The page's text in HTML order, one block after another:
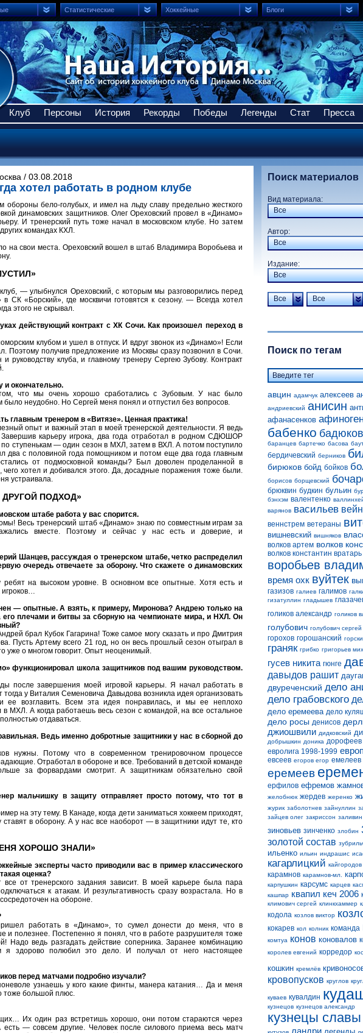
Статистические Хоккейные Блоги
Клуб Персоны История Рекорды Победы Легенды Стат Пресса
/ 03.08.2018
хотел работать в родном клубе
обороны бело-голубых, и имел на льду славу предельно жесткого
динамовских защитников. Олег Ореховский провел в «Динамо»
И тренерский путь тоже начал в московском клубе. Но затем
командах КХЛ.
на свои места. Ореховский вошел в штаб Владимира Воробьева и
— улыбнулся Ореховский, с которым мы разговорились перед
СК «Борский», где москвичи готовятся к сезону. — Всегда хотел
этого не скрывал.
действующий контракт с ХК Сочи. Как произошел переход в
клубом и ушел в отпуск. И вдруг звонок из «Динамо»! Если
Поэтому получив предложение из Москвы сразу позвонил в Сочи.
руководству клуба, и главному тренеру Сергею Зубову. Контракт
и окончательно.
что мы очень хорошо сработались с Зубовым. У нас было
неудобно. Но Сергей меня понял и отпустил без вопросов.
главным тренером в «Витязе». Ценная практика!
опыт и важный этап в моей тренерской деятельности. Я ведь
карьеру игрока, два года отработал в родном СДЮШОР
ступенькам — один сезон в МХЛ, затем в ВХЛ. А потом поступило
два с половиной года помощником и потом еще два года главным
от подмосковной команды? Был доволен проделанной в
хотел и добивался этого. Да, досадные поражения тоже были.
устраивала.
ПОДХОД»
штабе работа у вас спорится.
Весь тренерский штаб «Динамо» знаю по совместным играм за
вместе. Поэтому и сейчас у нас есть и доверие, и
Шанцев, рассуждая о тренерском штабе, четко распределил
очередь отвечаете за оборону. Что скажете о динамовских
ребят на высоком уровне. В основном все опытные. Хотя есть и
игроков…
— опытные. А взять, к примеру, Миронова? Андрею только на
его плечами и битвы за сборную на чемпионате мира, и НХЛ. Он
брал Кубок Гагарина! Тоже самое могу сказать и про Дмитрия
Пусть Артему всего 21 год, но он весь прошлый сезон отыграл в
уже о многом говорит. Опыт неоценимый.
функционировал школа защитников под вашим руководством.
после завершения моей игровой карьеры. Я начал работать в
у Виталия Семеновича Давыдова возникла идея организовать
ее возглавить. Всем эта идея понравилась, и мы ее неплохо
МХЛ. А когда работаешь весь сезон с командой, на все остальное
отдаваться.
Ведь именно добротные защитники у нас в сборной до
нужны. Потому что в современном тренировочном процессе
Отработал в обороне и все. Требований в детской команде
за форвардами смотрит. А защитникам обязательно свой
мальчишку в защиту отправляет просто потому, что тот в
на эту тему. В Канаде, когда дети заниматься хоккеем приходят,
ставят в оборону. А у нас все наоборот — в защитники идут те, кто
ХОРОШО ЗНАЛИ»
эксперты часто приводили вас в пример классического
оценка?
от тренерского задания зависит. В моей карьере была пара
к атакам. И результативность сразу возрастала. Но в
на обороне.
работать в «Динамо», то сумел донести до меня, что в
и полезнее. Постепенно я понял, что в работе разрушителя тоже
Надо ведь разгадать действие соперника. Заранее комбинацию
я здорово полюбил это дело. И получал от него настоящее
перед матчами подробно изучали?
узнаешь у кого какие финты, манера катания… Да и меня
тоже большой плюс.
Их один раз встретишь хорошо, они потом стараются через
— совсем другие. Человек после силового приема весь матч
Поиск материалов
Вид материала:
Все
Автор:
Все
Издание:
Все
Все Все
Поиск по тегам
авцин адамчук алексеев
андриевский анисин
афанасенков
бабенко бадюков
баранцев бартечко басова
бердичевский берников
бирюков бойд бойков
борисов борщевский
брюквин будкин бульин
бэнхэм валентенко
варянов васильев
веннстрем ветераны
вишневский вишняков
волков артем волков
волков константин вратарь
воробьев
время охк вуйтек
газизов галиев галимов
гизатуллин гладышев
голиков александр голиков
голубович голубович сергей
горохов горошанский
граняк грибко григорьев
гусев никита гюнге
давыдов рашит
двуреченский дело
дело грабовского
дело еремеева дело
дело росы денисов
джиошвили дидковский
добрышкин доника дорофеев
евролига 1998-1999
евсеев егоров егор емелеев
еремеев
ерфилов ефремов
желобнюк жердев жеренко
журик заболотнев зайнуллин
зайцев олег закриссон заливин
зиновьев зинченко злобин
золотой состав
ильенко ильин индрашис
кагарлицкий кайгородов
карамнов карамнов-мл.
карпушкин карсумс карцев
кашпар квапил кеч 2006
климович сергей клинкхаммер
кодола козлов виктор
кокарев кол колник команда
комтуа конов коновалов
королев евгений корредор
кошкин кремлёв
кровопусков круглов
куваев кувалдин
кузнецов кузнецов александр
кузнецы славы
ландри